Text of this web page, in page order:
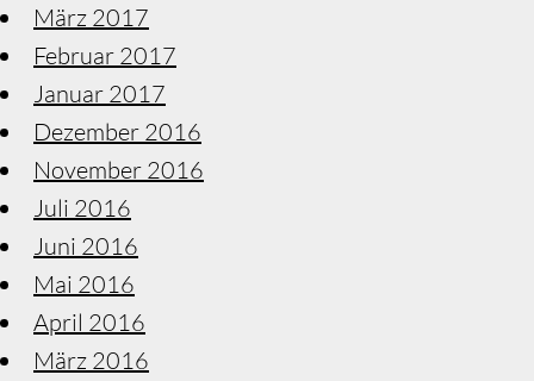
März 2017
Februar 2017
Januar 2017
Dezember 2016
November 2016
Juli 2016
Juni 2016
Mai 2016
April 2016
März 2016